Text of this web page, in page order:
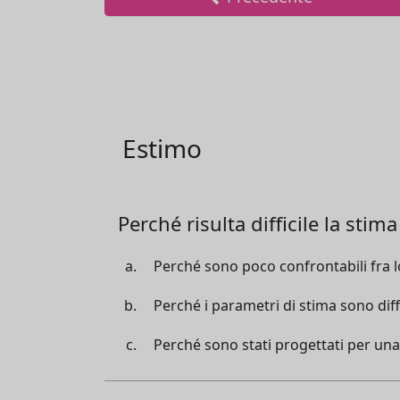
Estimo
Perché risulta difficile la
Perché sono poco confrontabili fra
Perché i parametri di stima sono
Perché sono stati progettati per